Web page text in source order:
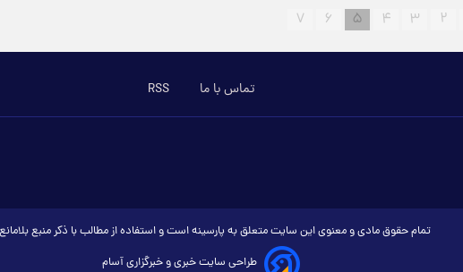
۲ ۳ ۴ ۵ ۶ ۷
تماس با ما RSS
تمام حقوق مادی و معنوی این سایت متعلق به پارسینه است و استفاده از مطالب با ذکر منبع
طراحی سایت خبری و خبرگزاری آسام